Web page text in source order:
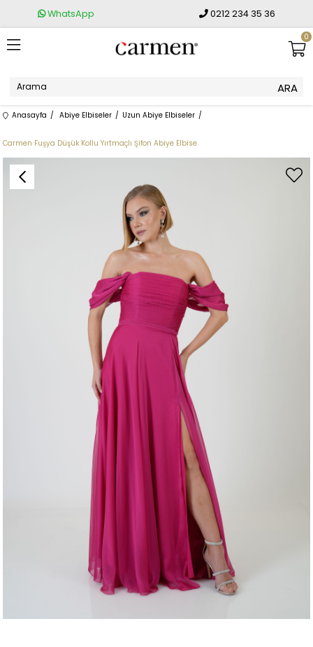
WhatsApp 0212 234 35 36
0
Anasayfa Abiye Elbiseler Uzun Abiye Elbiseler
Carmen Fuşya Düşük Kollu Yırtmaçlı Şifon Abiye Elbise